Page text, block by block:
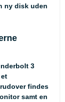
ny disk uden
3
findes
samt en